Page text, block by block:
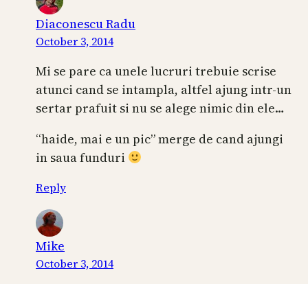
Diaconescu Radu
October 3, 2014
Mi se pare ca unele lucruri trebuie scrise
atunci cand se intampla, altfel ajung intr-un
sertar prafuit si nu se alege nimic din ele…
“haide, mai e un pic” merge de cand ajungi
in saua funduri
Reply
Mike
October 3, 2014